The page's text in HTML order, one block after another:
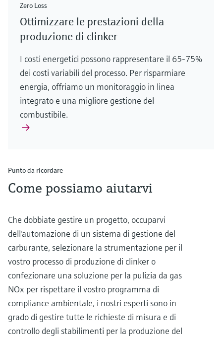
Zero Loss
Ottimizzare le prestazioni della
produzione di clinker
I costi energetici possono rappresentare il 65-75%
dei costi variabili del processo. Per risparmiare
energia, offriamo un monitoraggio in linea
integrato e una migliore gestione del
combustibile.
Punto da ricordare
Come possiamo aiutarvi
Che dobbiate gestire un progetto, occuparvi
dell'automazione di un sistema di gestione del
carburante, selezionare la strumentazione per il
vostro processo di produzione di clinker o
confezionare una soluzione per la pulizia da gas
NOx per rispettare il vostro programma di
compliance ambientale, i nostri esperti sono in
grado di gestire tutte le richieste di misura e di
controllo degli stabilimenti per la produzione del